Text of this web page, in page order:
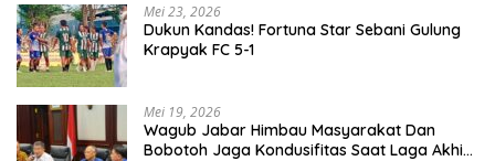
Mei 23, 2026
Dukun Kandas! Fortuna Star Sebani Gulung
Krapyak FC 5-1
Mei 19, 2026
Wagub Jabar Himbau Masyarakat Dan
Bobotoh Jaga Kondusifitas Saat Laga Akhir